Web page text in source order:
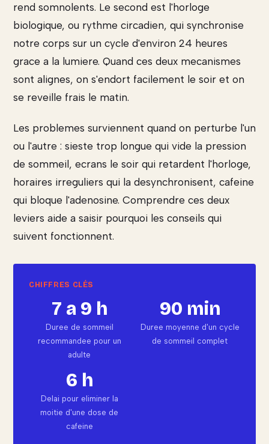
rend somnolents. Le second est l'horloge
biologique, ou rythme circadien, qui synchronise
notre corps sur un cycle d'environ 24 heures
grace a la lumiere. Quand ces deux mecanismes
sont alignes, on s'endort facilement le soir et on
se reveille frais le matin.
Les problemes surviennent quand on perturbe l'un
ou l'autre : sieste trop longue qui vide la pression
de sommeil, ecrans le soir qui retardent l'horloge,
horaires irreguliers qui la desynchronisent, cafeine
qui bloque l'adenosine. Comprendre ces deux
leviers aide a saisir pourquoi les conseils qui
suivent fonctionnent.
7 a 9 h
Duree de sommeil
recommandee pour un
adulte
90 min
Duree moyenne d'un cycle
de sommeil complet
6 h
Delai pour eliminer la
moitie d'une dose de
cafeine